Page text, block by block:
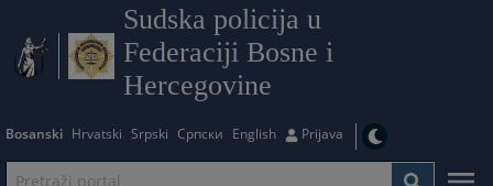
Sudska policija u
Federaciji Bosne i
Hercegovine
Bosanski Hrvatski Srpski Српски English Prijava